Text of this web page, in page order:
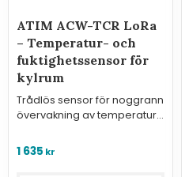
ATIM ACW-TCR LoRa
– Temperatur- och
fuktighetssensor för
kylrum
Trådlös sensor för noggrann
övervakning av temperatur
1 635 kr